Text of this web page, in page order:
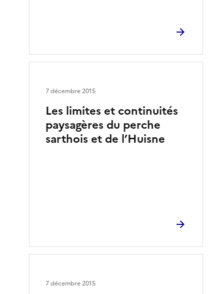
Les limites et continuités
paysagères du perche
sarthois et de l’Huisne
7 décembre 2015
7 décembre 2015